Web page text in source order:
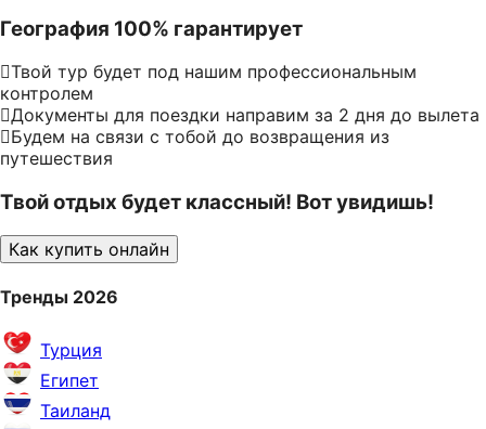
География 100% гарантирует
Твой тур будет под нашим профессиональным
контролем
Документы для поездки направим за 2 дня до вылета
Будем на связи с тобой до возвращения из
путешествия
Твой отдых будет классный! Вот увидишь!
Как купить онлайн
Тренды 2026
Турция
Египет
Таиланд